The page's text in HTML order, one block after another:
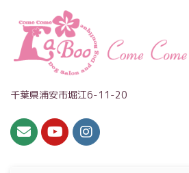
千葉県浦安市堀江6-11-20